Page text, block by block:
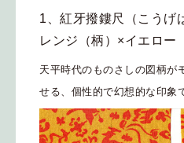
1、紅牙撥鏤尺（こうげ
レンジ（柄）×イエロー
天平時代のものさしの図柄が
せる、個性的で幻想的な印象